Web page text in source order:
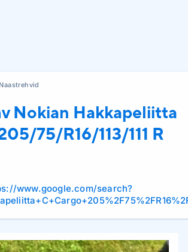
Naastrehvid
Nokian Hakkapeliitta
75/R16/113/111 R
www.google.com/search?